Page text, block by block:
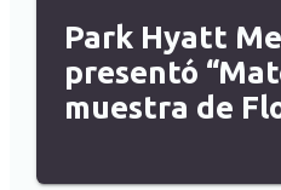
Park Hyatt
presentó
muestra de